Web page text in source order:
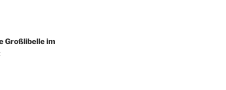
Großlibelle im